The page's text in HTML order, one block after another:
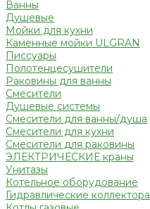
Ванны
Душевые
Мойки для кухни
Каменные мойки ULGRAN
Писсуары
Полотенцесушители
Раковины для ванны
Смесители
Душевые системы
Смесители для ванны/душа
Смесители для кухни
Смесители для раковины
ЭЛЕКТРИЧЕСКИЕ краны
Унитазы
Котельное оборудование
Гидравлические коллектора